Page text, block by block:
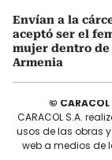
Envían a la
aceptó ser el
mujer dentro de
Armenia
©
CARACOL S.A.
usos de las obras
web a medios de